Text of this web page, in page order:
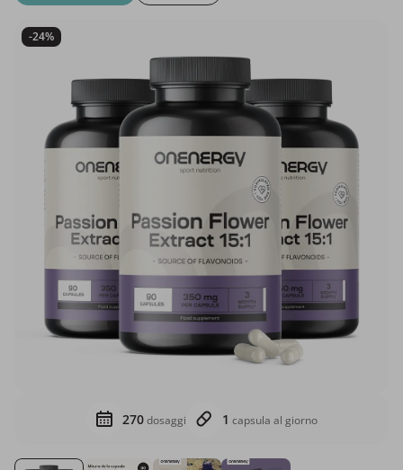
-24%
270dosaggi 1 capsula al giorno